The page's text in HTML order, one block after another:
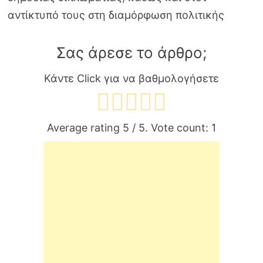
αντίκτυπό τους στη διαμόρφωση πολιτικής
Σας άρεσε το άρθρο;
Κάντε Click για να βαθμολογήσετε
Average rating 5 / 5. Vote count: 1